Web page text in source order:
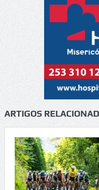
ARTIGOS